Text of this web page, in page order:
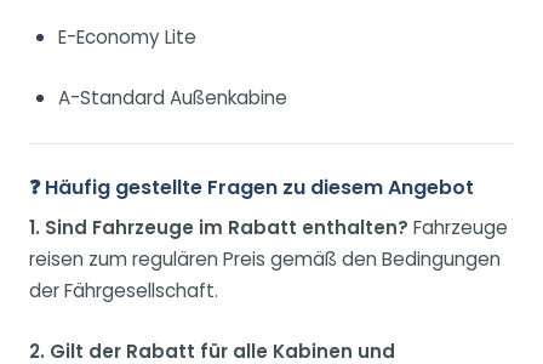
E-Economy Lite
A-Standard Außenkabine
❓ Häufig gestellte Fragen zu diesem Angebot
1. Sind Fahrzeuge im Rabatt enthalten? Fahrzeuge
reisen zum regulären Preis gemäß den Bedingungen
der Fährgesellschaft.
2. Gilt der Rabatt für alle Kabinen und